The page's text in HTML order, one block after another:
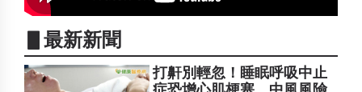
▋最新新聞
打鼾別輕忽！睡眠呼吸中止